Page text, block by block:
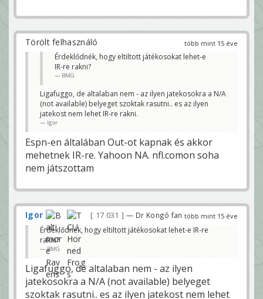
több mint 15 éve
Törölt felhasználó
Érdeklődnék, hogy eltiltott játékosokat lehet-e
IR-re rakni?
BMG
Ligafuggo, de altalaban nem - az ilyen jatekosokra a N/A
(not available) belyeget szoktak rasutni.. es az ilyen
jatekost nem lehet IR-re rakni.
Igor
Espn-en általában Out-ot kapnak és akkor
mehetnek IR-re. Yahoon NA. nfl.comon soha
nem játszottam
több mint 15 éve
Igor 17 031 — Dr Kongó fan
Érdeklődnék, hogy eltiltott játékosokat lehet-e IR-re
rakni?
BMG
Ligafuggo, de altalaban nem - az ilyen
jatekosokra a N/A (not available) belyeget
szoktak rasutni.. es az ilyen jatekost nem lehet